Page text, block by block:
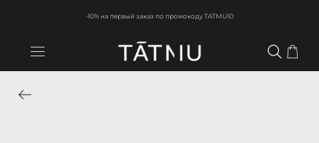
-10% на первый заказ по промокоду TATMU10